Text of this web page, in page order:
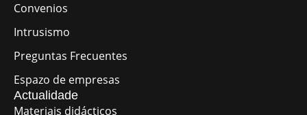
Convenios
Intrusismo
Preguntas Frecuentes
Espazo de empresas
Actualidade
Materiais didácticos